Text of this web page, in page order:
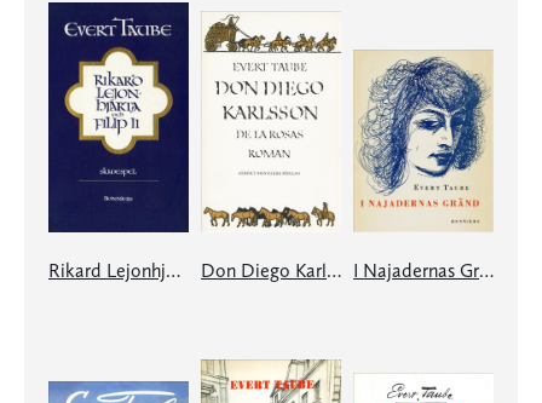
Rikard Lejonhjärta och Filip II Don Diego Karlsson de la Rosas roman I Najadernas Gränd